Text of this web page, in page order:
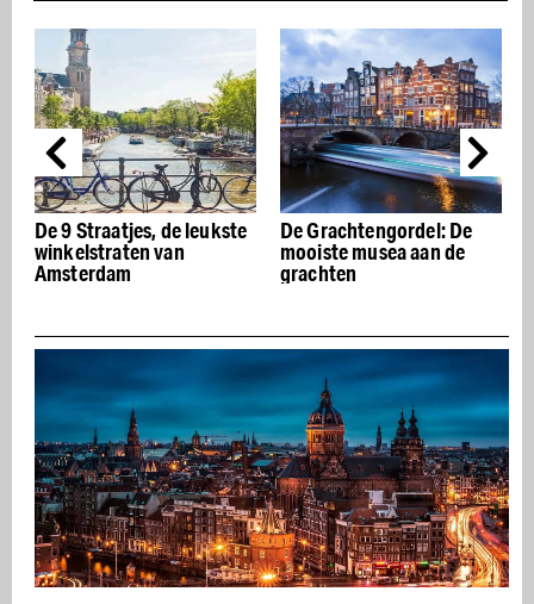
De 9 Straatjes, de leukste
winkelstraten van
Amsterdam
De Grachtengordel: De
mooiste musea aan de
grachten